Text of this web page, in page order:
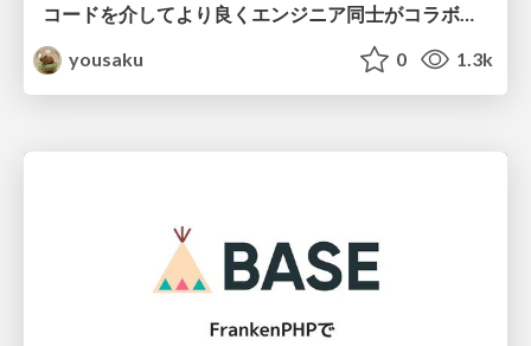
コードを介してより良くエンジニア同士がコラボレーションするためにできること
yousaku
0 1.3k